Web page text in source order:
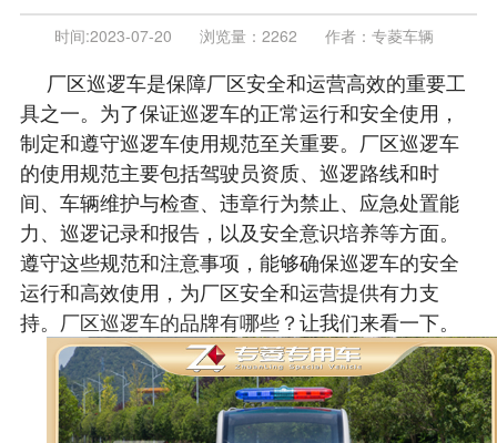
时间:2023-07-20 浏览量： 2262 作者： 专菱车辆
厂区巡逻车是保障厂区安全和运营高效的重要工
具之一。为了保证巡逻车的正常运行和安全使用，
制定和遵守巡逻车使用规范至关重要。厂区巡逻车
的使用规范主要包括驾驶员资质、巡逻路线和时
间、车辆维护与检查、违章行为禁止、应急处置能
力、巡逻记录和报告，以及安全意识培养等方面。
遵守这些规范和注意事项，能够确保巡逻车的安全
运行和高效使用，为厂区安全和运营提供有力支
持。 厂区巡逻车的品牌有哪些？让我们来看一下。